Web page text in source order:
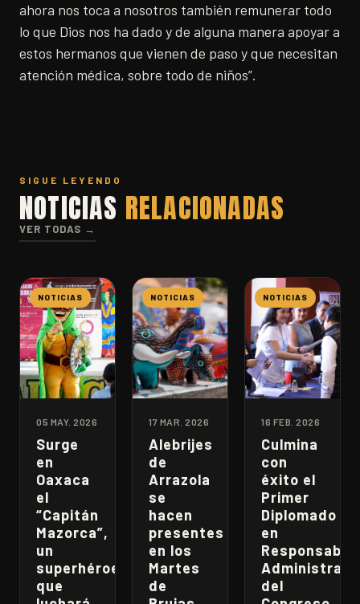
ahora nos toca a nosotros también remunerar todo
lo que Dios nos ha dado y de alguna manera apoyar a
estos hermanos que vienen de paso y que necesitan
atención médica, sobre todo de niños”.
SIGUE LEYENDO
NOTICIAS RELACIONADAS
VER TODAS →
NOTICIAS
05 MAY. 2026
Surge
en
Oaxaca
el
“Capitán
Mazorca”,
un
superhéroe
que
NOTICIAS
17 MAR. 2026
Alebrijes
de
Arrazola
se
hacen
presentes
en los
Martes
de
NOTICIAS
16 FEB. 2026
Culmina
con
éxito el
Primer
Diplomado
en
del